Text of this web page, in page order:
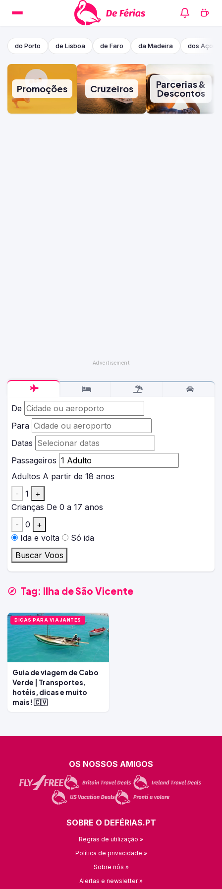
do Porto de Lisboa de Faro da Madeira dos
Promoções Cruzeiros Parcerias &
Descontos
De
Para
Datas
Passageiros
Adultos A partir de 18 anos
-
1
+
Crianças De 0 a 17 anos
-
0
+
Ida e volta
Só ida
Buscar Voos
Tag: Ilha de São Vicente
DICAS PARA VIAJANTES
Guia de viagem de Cabo
Verde | Transportes,
hotéis, dicas e muito
mais! 🇨🇻
OS NOSSOS AMIGOS
SOBRE O DEFÉRIAS.PT
Regras de utilização »
Política de privacidade »
Sobre nós »
Alertas e newsletter »